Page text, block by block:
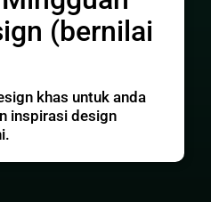
(bernilai
khas untuk anda
inspirasi design